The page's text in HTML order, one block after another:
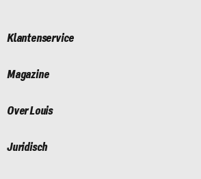
Klantenservice
Magazine
Over Louis
Juridisch